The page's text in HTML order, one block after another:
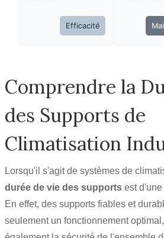
Efficacité
Comprendre la
des Supports de
Climatisation
Lorsqu'il s'agit de systèmes de
durée de vie des supports est
En effet, des supports fiables et
seulement un fonctionnement